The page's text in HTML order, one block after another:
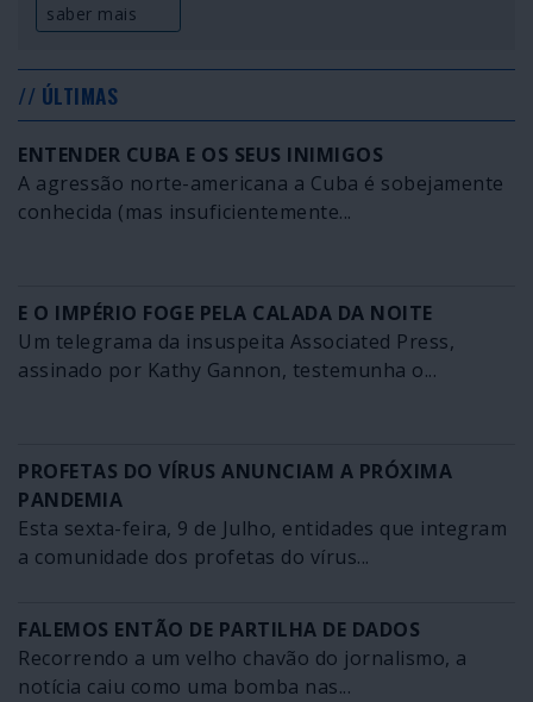
saber mais
// ÚLTIMAS
ENTENDER CUBA E OS SEUS INIMIGOS
A agressão norte-americana a Cuba é sobejamente
conhecida (mas insuficientemente...
E O IMPÉRIO FOGE PELA CALADA DA NOITE
Um telegrama da insuspeita Associated Press,
assinado por Kathy Gannon, testemunha o...
PROFETAS DO VÍRUS ANUNCIAM A PRÓXIMA
PANDEMIA
Esta sexta-feira, 9 de Julho, entidades que integram
a comunidade dos profetas do vírus...
FALEMOS ENTÃO DE PARTILHA DE DADOS
Recorrendo a um velho chavão do jornalismo, a
notícia caiu como uma bomba nas...